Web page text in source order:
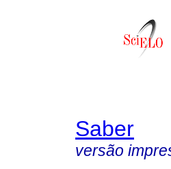
Saber
versão